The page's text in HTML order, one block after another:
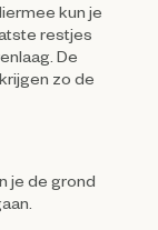
kun je
restjes
De
zo de
je de grond